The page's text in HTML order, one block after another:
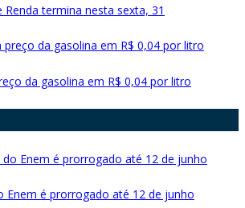
termina nesta sexta, 31
da gasolina em R$ 0,04 por litro
Enem é prorrogado até 12 de junho